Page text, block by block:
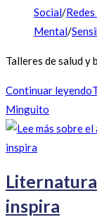
Social/
Mental/
Talleres de salud y
Continuar leyendo
Minguito
inspira